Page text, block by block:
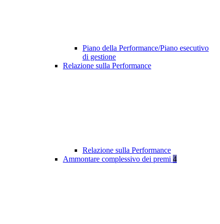
Piano della Performance/Piano esecutivo
di gestione
Relazione sulla Performance
Relazione sulla Performance
Ammontare complessivo dei premi 4